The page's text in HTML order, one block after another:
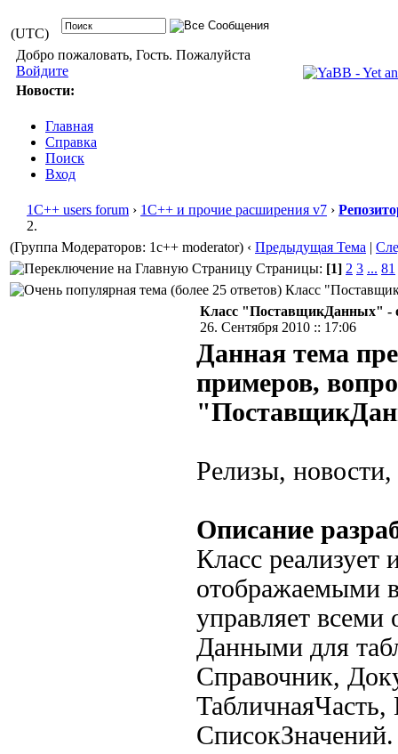
(UTC)
Добро пожаловать, Гость. Пожалуйста
Войдите
Новости:
Главная
Справка
Поиск
Вход
1С++ users forum › 1С++ и прочие расширения v7 ›
2.
(Группа Модераторов: 1c++ moderator) ‹ Предыдущая Тема |
Страницы: [1] 2 3 ... 81
Класс
Класс "ПоставщикДанных" -
26. Сентября 2010 :: 17:06
Данная тема
примеров,
Релизы,
Описание
Класс
отображаемыми
управляет всеми
Данными для
Справочник,
ТабличнаяЧасть,
СписокЗначений.